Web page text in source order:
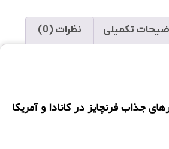
تکمیلی نظرات (0)
جذاب فرنچایز در کانادا و آمریکا